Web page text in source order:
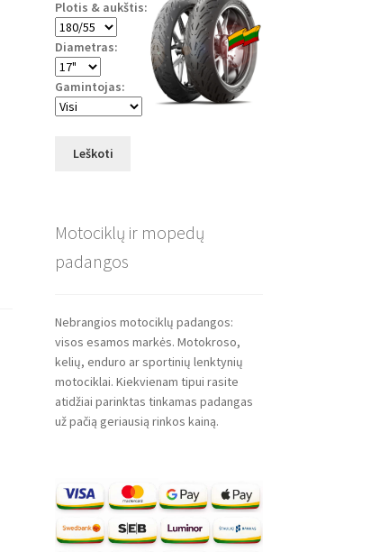
Plotis & aukštis:
Diametras:
Gamintojas:
Leškoti
Motociklų ir mopedų
padangos
Nebrangios motociklų padangos:
visos esamos markės. Motokroso,
kelių, enduro ar sportinių lenktynių
motociklai. Kiekvienam tipui rasite
atidžiai parinktas tinkamas padangas
už pačią geriausią rinkos kainą.